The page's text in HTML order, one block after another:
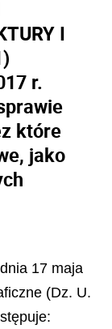
I
r.
które
jako
17 maja
(Dz. U.